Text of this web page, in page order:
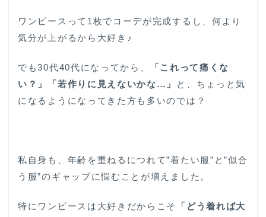
ワンピースって1枚でコーデが完成するし、何より
気分が上がるから大好き♪
でも30代40代になってから、
「これって痛くな
い？」「若作りに見えないかな…」
と、ちょっと気
になるようになってきた方も多いのでは？
私自身も、年齢を重ねるにつれて”着たい服”と”似合
う服”のギャップに悩むことが増えました。
特にワンピースは大好きだからこそ
「どう着れば大